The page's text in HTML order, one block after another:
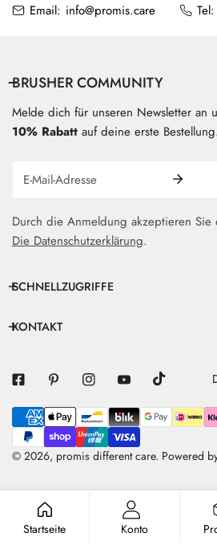
Email: info@promis.care Tel:
BRUSHER COMMUNITY
Melde dich für unseren Newsletter an
10% Rabatt auf deine erste Bestellung.
Durch die Anmeldung akzeptieren Sie
Die Datenschutzerklärung.
SCHNELLZUGRIFFE
KONTAKT
© 2026, promis different care. Powered
Zahlungsarten
Startseite Konto